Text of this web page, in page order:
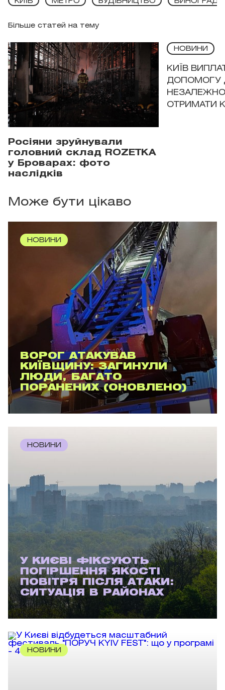
Більше статей на тему
Росіяни зруйнували
головний склад ROZETKA
у Броварах: фото
наслідків
НОВИНИ
КИЇВ
ДОПОМОГУ
ОТРИМАТИ
Може бути цікаво
НОВИНИ
ВОРОГ АТАКУВАВ
КИЇВЩИНУ: ЗАГИНУЛИ
ЛЮДИ, БАГАТО
ПОРАНЕНИХ (ОНОВЛЕНО)
НОВИНИ
У КИЄВІ ФІКСУЮТЬ
ПОГІРШЕННЯ ЯКОСТІ
ПОВІТРЯ ПІСЛЯ АТАКИ:
СИТУАЦІЯ В РАЙОНАХ
НОВИНИ